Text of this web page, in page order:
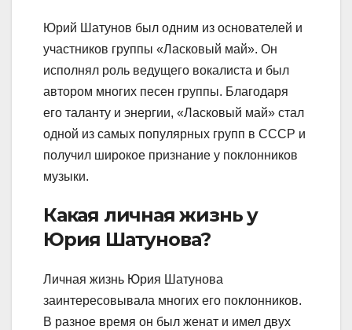
Юрий Шатунов был одним из основателей и
участников группы «Ласковый май». Он
исполнял роль ведущего вокалиста и был
автором многих песен группы. Благодаря
его таланту и энергии, «Ласковый май» стал
одной из самых популярных групп в СССР и
получил широкое признание у поклонников
музыки.
Какая личная жизнь у
Юрия Шатунова?
Личная жизнь Юрия Шатунова
заинтересовывала многих его поклонников.
В разное время он был женат и имел двух